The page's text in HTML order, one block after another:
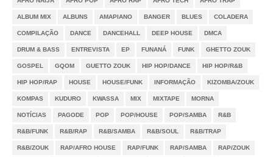
ALBUM MIX ALBUNS AMAPIANO BANGER BLUES COLADERA
COMPILAÇÃO DANCE DANCEHALL DEEP HOUSE DMCA
DRUM & BASS ENTREVISTA EP FUNANÁ FUNK GHETTO ZOUK
GOSPEL GQOM GUETTO ZOUK HIP HOP/DANCE HIP HOP/R&B
HIP HOP/RAP HOUSE HOUSE/FUNK INFORMAÇÃO KIZOMBA/ZOUK
KOMPAS KUDURO KWASSA MIX MIXTAPE MORNA
NOTÍCIAS PAGODE POP POP/HOUSE POP/SAMBA R&B
R&B/FUNK R&B/RAP R&B/SAMBA R&B/SOUL R&B/TRAP
R&B/ZOUK RAP/AFRO HOUSE RAP/FUNK RAP/SAMBA RAP/ZOUK